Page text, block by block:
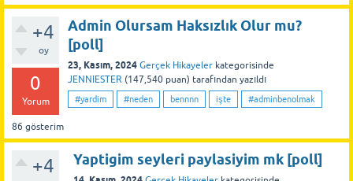
+4
oy
0
Yorum
86 gösterim
Admin Olursam Haksızlık Olur mu?
[poll]
23, Kasım, 2024 Gerçek Hikayeler kategorisinde
JENNIESTER (147,540 puan) tarafından yazıldı
#yardim #neden bennnn işte #adminbenolmak
+4 Yaptigim seyleri paylasiyim mk [poll]